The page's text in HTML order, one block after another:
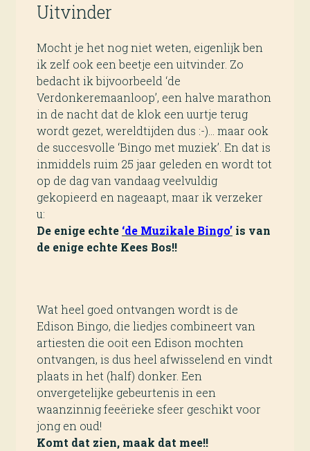
Uitvinder
Mocht je het nog niet weten, eigenlijk ben
ik zelf ook een beetje een uitvinder. Zo
bedacht ik bijvoorbeeld ‘de
Verdonkeremaanloop’, een halve marathon
in de nacht dat de klok een uurtje terug
wordt gezet, wereldtijden dus :-)… maar ook
de succesvolle ‘Bingo met muziek’. En dat is
inmiddels ruim 25 jaar geleden en wordt tot
op de dag van vandaag veelvuldig
gekopieerd en nageaapt, maar ik verzeker
u:
De enige echte ‘de Muzikale Bingo’ is van
de enige echte Kees Bos!!
Wat heel goed ontvangen wordt is de
Edison Bingo, die liedjes combineert van
artiesten die ooit een Edison mochten
ontvangen, is dus heel afwisselend en vindt
plaats in het (half) donker. Een
onvergetelijke gebeurtenis in een
waanzinnig feeërieke sfeer geschikt voor
jong en oud!
Komt dat zien, maak dat mee!!